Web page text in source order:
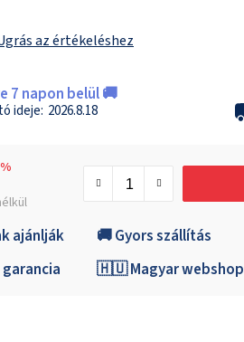
az értékeléshez
7 napon belül 🚚
2026.8.18
ajánlják
🚚 Gyors szállítás
🇭🇺 Magyar webshop